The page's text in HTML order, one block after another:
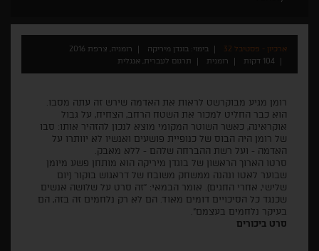
ארכיון - פסטיבל 32 בימוי: בוגדן מיריקה
רומניה, צרפת 2016
104 דקות
רומנית תרגום לעברית, אנגלית
רומן מגיע מבוקרשט לראות את האדמה שירש זה עתה מסבו.
הוא כבר החליט למכור את השטח הרחב, הצחיח, על גבול
אוקראינה, כאשר השוטר המקומי מוצא לנכון להזהיר אותו: סבו
של רומן היה הבוס של כנופיית פושעים ואנשיו לא יוותרו על
האדמה - ועל רשת ההברחה שלהם - ללא מאבק.
סרטו הארוך הראשון של בוגדן מיריקה הוא מותחן פשע מיומן
שבוער לאטו ונהנה ממשחק משובח של דראגוש בוקור (יום
שלישי, אחרי החגים). אומר הבמאי: "זה סרט על שלושה אנשים
שכנגד כל הסיכויים דומים מאוד. הם לא רק נלחמים זה בזה, הם
בעיקר נלחמים בעצמם".
סרט ביכורים